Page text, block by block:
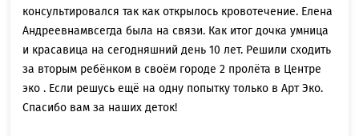
консультировался так как открылось кровотечение. Елена
Андреевнамвсегда была на связи. Как итог дочка умница
и красавица на сегодняшний день 10 лет. Решили сходить
за вторым ребёнком в своём городе 2 пролёта в Центре
эко . Если решусь ещё на одну попытку только в Арт Эко.
Спасибо вам за наших деток!